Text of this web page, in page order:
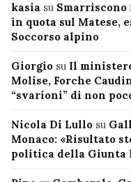
kasia su
in quota sul Matese,
Soccorso alpino
Giorgio su Il
Molise, Forche
“svarioni” di non
Nicola Di Lullo su
Monaco: «Risultato
politica della Giunta